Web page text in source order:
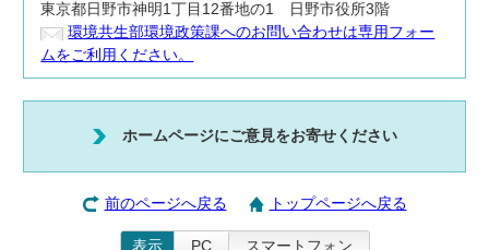
東京都日野市神明1丁目12番地の1 日野市役所3階
環境共生部環境政策課へのお問い合わせは専用フォー
ムをご利用ください。
ホームページにご意見をお寄せください
前のページへ戻る トップページへ戻る
表示 PC スマートフォン